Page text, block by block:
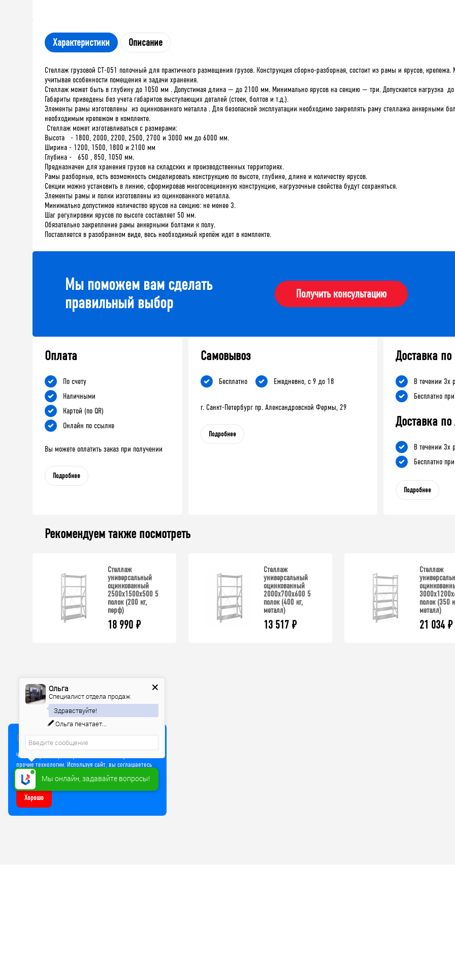
Характеристики Описание
Стеллаж грузовой СТ-051 полочный для практичного размещения грузов. Конструкция сборно-разборная, состоит из рамы и ярусов,
учитывая особенности помещения и задачи хранения.
Стеллаж может быть в глубину до 1050 мм . Допустимая длина — до 2100 мм. Минимально ярусов на секцию — три. Допускается нагрузка
Габариты приведены без учета габаритов выступающих деталей (стоек, болтов и т.д.).
Элементы рамы изготовлены из оцинкованного металла . Для безопасной эксплуатации необходимо закреплять раму стеллажа анкерными
необходимым крепежом в комплекте.
Стеллаж может изготавливаться с размерами:
Высота - 1800, 2000, 2200, 2500, 2700 и 3000 мм до 6000 мм.
Ширина - 1200, 1500, 1800 и 2100 мм
Глубина - 650 , 850, 1050 мм.
Предназначен для хранения грузов на складских и производственных территориях.
Рамы разборные, есть возможность смоделировать конструкцию по высоте, глубине, длине и количеству ярусов.
Секции можно установить в линию, сформировав многосекционную конструкцию, нагрузочные свойства будут сохраняться.
Элементы рамы и полки изготовлены из оцинкованного металла.
Минимально допустимое количество ярусов на секцию: не менее 3.
Шаг регулировки ярусов по высоте составляет 50 мм.
Обязательно закрепление рамы анкерными болтами к полу.
Поставляется в разобранном виде, весь необходимый крепёж идет в комплекте.
Мы поможем вам сделать
правильный выбор
Получить консультацию
Оплата
По счету
Наличными
Картой (по QR)
Онлайн по ссылке
Вы можете оплатить заказ при получении
Подробнее
Самовывоз
Бесплатно Ежедневно, с 9 до 18
г. Санкт-Петербург пр. Александровской Фермы, 29
Подробнее
Доставка
В течении 3х
Бесплатно
Доставка
В течении 3х
Бесплатно
Подробнее
Рекомендуем также посмотреть
Стеллаж
универсальный
оцинкованный
2500x1500x500 5
полок (200 кг,
перф)
18 990 ₽
Стеллаж
универсальный
оцинкованный
2000x700x600 5
полок (400 кг,
металл)
13 517 ₽
Стеллаж
полок (350
металл)
21 034 ₽
Мы используем куки
Чтобы улучшить работу сайта, мы используем Cookie и
прочие технологии. Используя сайт, вы соглашаетесь
на обработку файлов Cookie
Хорошо
Мы онлайн, задавайте вопросы!
Ольга
Специалист отдела продаж
Здравствуйте!
Ольга печатает...